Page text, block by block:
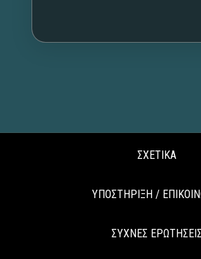
ΣΧΕΤΙΚΑ
ΥΠΟΣΤΗΡΙΞΗ /
ΣΥΧΝΕΣ ΕΡΩΤΗΣΕΙΣ